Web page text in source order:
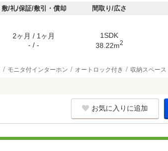
敷/礼/保証/敷引・償却 間取り/広さ
2ヶ月 / 1ヶ月
- / -
1SDK
38.22m2
モニタ付インターホン オートロック付き 収納スペース
お気に入りに追加